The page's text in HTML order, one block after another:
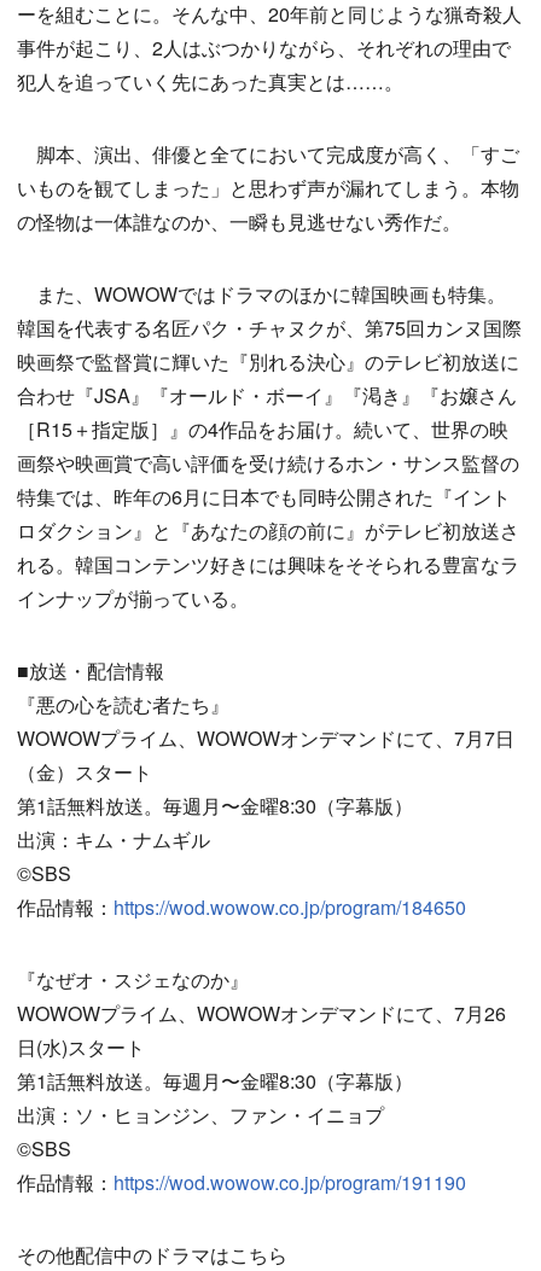
ーを組むことに。そんな中、20年前と同じような猟奇殺人
事件が起こり、2人はぶつかりながら、それぞれの理由で
犯人を追っていく先にあった真実とは……。
脚本、演出、俳優と全てにおいて完成度が高く、「すご
いものを観てしまった」と思わず声が漏れてしまう。本物
の怪物は一体誰なのか、一瞬も見逃せない秀作だ。
また、WOWOWではドラマのほかに韓国映画も特集。
韓国を代表する名匠パク・チャヌクが、第75回カンヌ国際
映画祭で監督賞に輝いた『別れる決心』のテレビ初放送に
合わせ『JSA』『オールド・ボーイ』『渇き』『お嬢さん
［R15＋指定版］』の4作品をお届け。続いて、世界の映
画祭や映画賞で高い評価を受け続けるホン・サンス監督の
特集では、昨年の6月に日本でも同時公開された『イント
ロダクション』と『あなたの顔の前に』がテレビ初放送さ
れる。韓国コンテンツ好きには興味をそそられる豊富なラ
インナップが揃っている。
■放送・配信情報
『悪の心を読む者たち』
WOWOWプライム、WOWOWオンデマンドにて、7月7日
（金）スタート
第1話無料放送。毎週月〜金曜8:30（字幕版）
出演：キム・ナムギル
©️SBS
作品情報： https://wod.wowow.co.jp/program/184650
『なぜオ・スジェなのか』
WOWOWプライム、WOWOWオンデマンドにて、7月26
日(水)スタート
第1話無料放送。毎週月〜金曜8:30（字幕版）
出演：ソ・ヒョンジン、ファン・イニョプ
©️SBS
作品情報： https://wod.wowow.co.jp/program/191190
その他配信中のドラマはこちら